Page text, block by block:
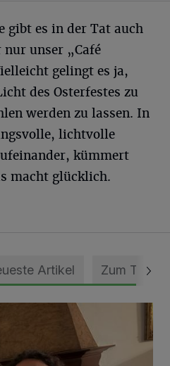
gibt es in der Tat auch
unser „Café
gelingt es ja,
des Osterfestes zu
werden zu lassen. In
lichtvolle
kümmert
macht glücklich.
Artikel Zum Thema
1 Song